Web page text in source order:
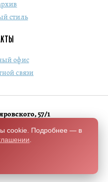
стиль
офис
связи
57/1
1803
version
cookie. Подробнее — в